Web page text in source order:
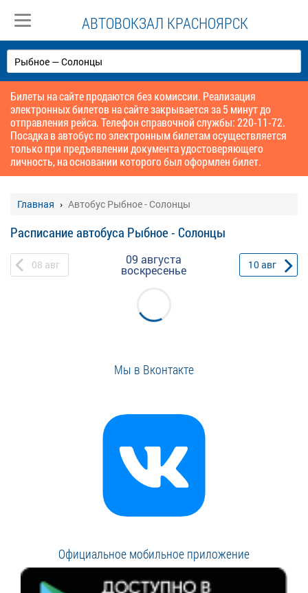
АВТОВОКЗАЛ КРАСНОЯРСК
Билеты на сайте продаются без комиссии. Реализация
электронных билетов на сайте закрывается за 5 минут до
отправления рейса. Телефон справочной службы: 220-11-72.
Посадка в автобус по электронным билетам осуществляется
только при предъявлении документа удостоверяющего
личность, на основании которого был оформлен билет.
Главная Автобус Рыбное - Солонцы
Расписание автобуса Рыбное - Солонцы
08 авг 09 августа
воскресенье 10авг
Мы в Вконтакте
Официальное мобильное приложение